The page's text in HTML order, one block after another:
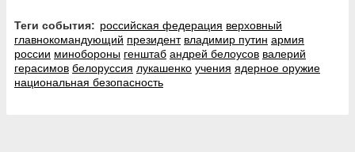
Теги события: российская федерация верховный
главнокомандующий президент владимир путин армия
россии минобороны генштаб андрей белоусов валерий
герасимов белоруссия лукашенко учения ядерное оружие
национальная безопасность